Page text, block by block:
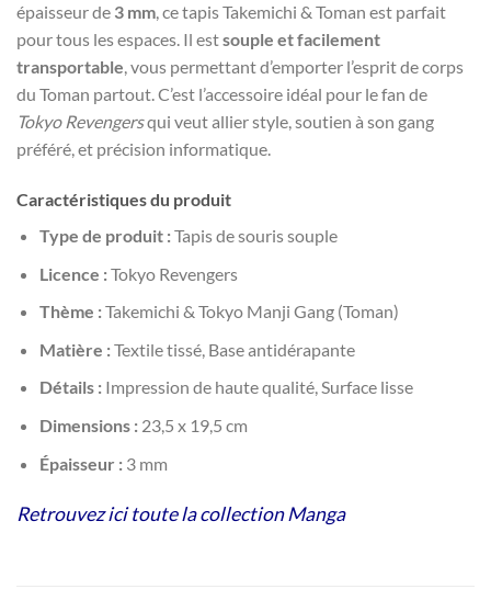
épaisseur de 3 mm, ce tapis Takemichi & Toman est parfait
pour tous les espaces. Il estsouple et facilement
transportable, vous permettant d’emporter l’esprit de corps
du Toman partout. C’est l’accessoire idéal pour le fan de
Tokyo Revengersqui veut allier style, soutien à son gang
préféré, et précision informatique.
Caractéristiques du produit
Type de produit :Tapis de souris souple
Licence :Tokyo Revengers
Thème :Takemichi & Tokyo Manji Gang (Toman)
Matière :Textile tissé, Base antidérapante
Détails :Impression de haute qualité, Surface lisse
Dimensions :23,5 x 19,5 cm
Épaisseur :3 mm
Retrouvez ici toute la collection Manga